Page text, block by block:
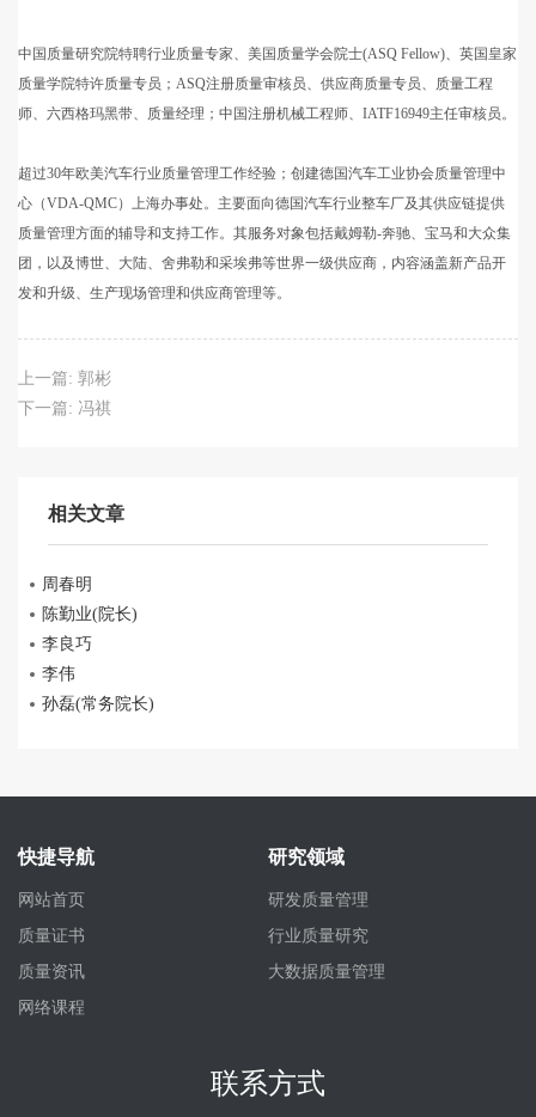
中国质量研究院特聘行业质量专家、美国质量学会院士(ASQ Fellow)、英国皇家
质量学院特许质量专员；ASQ注册质量审核员、供应商质量专员、质量工程
师、六西格玛黑带、质量经理；中国注册机械工程师、IATF16949主任审核员。
超过30年欧美汽车行业质量管理工作经验；创建德国汽车工业协会质量管理中
心（VDA-QMC）上海办事处。主要面向德国汽车行业整车厂及其供应链提供
质量管理方面的辅导和支持工作。其服务对象包括戴姆勒-奔驰、宝马和大众集
团，以及博世、大陆、舍弗勒和采埃弗等世界一级供应商，内容涵盖新产品开
发和升级、生产现场管理和供应商管理等。
上一篇: 郭彬
下一篇: 冯祺
相关文章
周春明
陈勤业(院长)
李良巧
李伟
孙磊(常务院长)
快捷导航
网站首页
质量证书
质量资讯
网络课程
研究领域
研发质量管理
行业质量研究
大数据质量管理
联系方式